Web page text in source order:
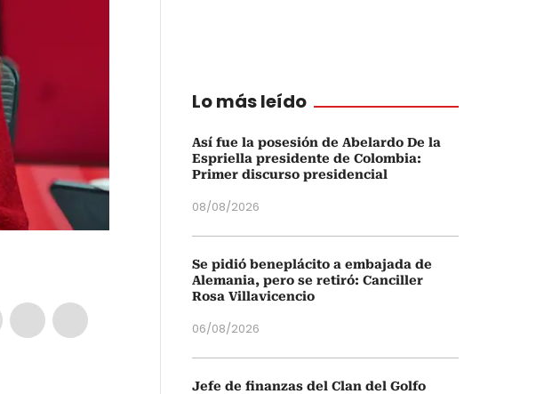
Lo más leído
Así fue la posesión de Abelardo De la
Espriella presidente de Colombia:
Primer discurso presidencial
08/08/2026
Se pidió beneplácito a embajada de
Alemania, pero se retiró: Canciller
Rosa Villavicencio
06/08/2026
Jefe de finanzas del Clan del Golfo